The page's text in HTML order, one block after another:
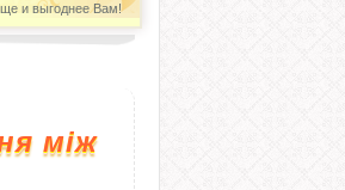
и выгоднее Вам!
між